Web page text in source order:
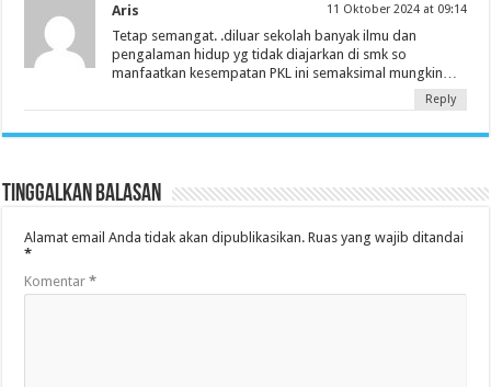
Aris 11 Oktober 2024 at 09:14
Tetap semangat. .diluar sekolah banyak ilmu dan
pengalaman hidup yg tidak diajarkan di smk so
manfaatkan kesempatan PKL ini semaksimal mungkin…
Reply
Tinggalkan Balasan
Alamat email Anda tidak akan dipublikasikan. Ruas yang wajib ditandai
*
Komentar*